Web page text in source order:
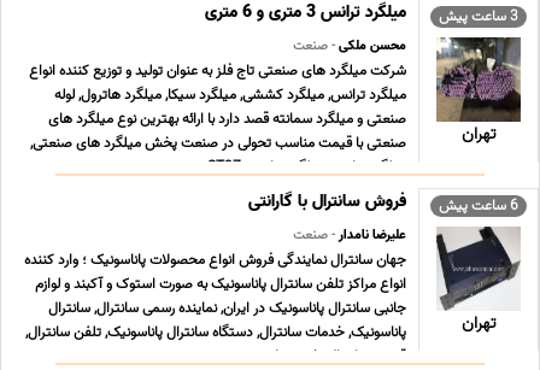
3 ساعت پیش
تهران
میلگرد ترانس 3 متری و 6 متری
محسن ملکی- صنعت
شرکت میلگرد های صنعتی تاج فلز به عنوان تولید و توزیع کننده انواع
میلگرد ترانس, میلگرد کششی, میلگرد سیکا, میلگرد هاترول, لوله
صنعتی و میلگرد سمانته قصد دارد با ارائه بهترین نوع میلگرد های
صنعتی با قیمت مناسب تحولی در صنعت پخش میلگرد های صنعتی,
میلگرد ترانس, میلگرد ترانسی ST37 , می ... ...
6 ساعت پیش
تهران
فروش سانترال با گارانتی
علیرضا نامدار- صنعت
جهان سانترال نمایندگی فروش انواع محصولات پاناسونیک ؛ وارد کننده
انواع مراکز تلفن سانترال پاناسونیک به صورت استوک و آکبند و لوازم
جانبی سانترال پاناسونیک در ایران, نماینده رسمی سانترال, سانترال
پاناسونیک, خدمات سانترال, دستگاه سانترال پاناسونیک, تلفن سانترال,
قیمت سانترال, خرید سا ... ...